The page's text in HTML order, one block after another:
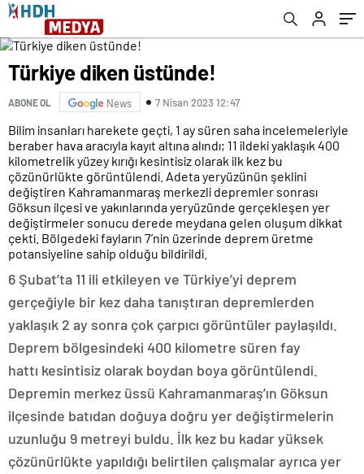
Türkiye diken üstünde!
ABONE OL News 7 Nisan 2023 12:47
Bilim insanları harekete geçti, 1 ay süren saha incelemeleriyle
beraber hava aracıyla kayıt altına alındı; 11 ildeki yaklaşık 400
kilometrelik yüzey kırığı kesintisiz olarak ilk kez bu
çözünürlükte görüntülendi. Adeta yeryüzünün şeklini
değiştiren Kahramanmaraş merkezli depremler sonrası
Göksun ilçesi ve yakınlarında yeryüzünde gerçekleşen yer
değiştirmeler sonucu derede meydana gelen oluşum dikkat
çekti. Bölgedeki fayların 7’nin üzerinde deprem üretme
potansiyeline sahip olduğu bildirildi.
6 Şubat’ta 11 ili etkileyen ve Türkiye’yi deprem
gerçeğiyle bir kez daha tanıştıran depremlerden
yaklaşık 2 ay sonra çok çarpıcı görüntüler paylaşıldı.
Deprem bölgesindeki 400 kilometre süren fay
hattı kesintisiz olarak boydan boya görüntülendi.
Depremin merkez üssü Kahramanmaraş’ın Göksun
ilçesinde batıdan doğuya doğru yer değiştirmelerin
uzunluğu 9 metreyi buldu. İlk kez bu kadar yüksek
çözünürlükte yapıldığı belirtilen çalışmalar ayrıca yer